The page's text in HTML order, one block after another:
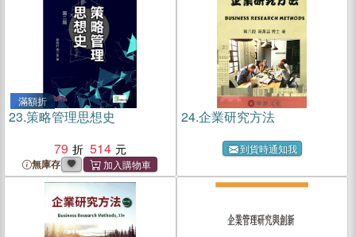
滿額折
23.策略管理思想史
79
514
無庫存
24.企業研究方法
到貨時通知我